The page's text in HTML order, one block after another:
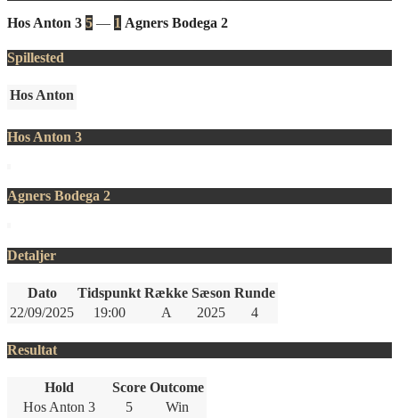
Hos Anton 3 5 — 1 Agners Bodega 2
Spillested
Hos Anton
Hos Anton 3
Agners Bodega 2
Detaljer
Dato Tidspunkt Række Sæson Runde
22/09/2025
19:00 A 2025 4
Resultat
Hold Score Outcome
Hos Anton 3
5
Win